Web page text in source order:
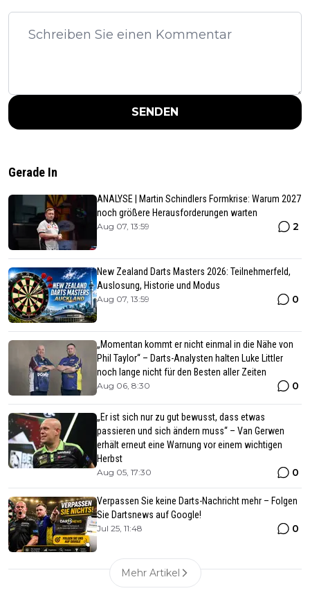
SENDEN
Gerade In
ANALYSE | Martin Schindlers Formkrise: Warum 2027
noch größere Herausforderungen warten
Aug 07, 13:59 2
New Zealand Darts Masters 2026: Teilnehmerfeld,
Auslosung, Historie und Modus
Aug 07, 13:59 0
„Momentan kommt er nicht einmal in die Nähe von
Phil Taylor“ – Darts-Analysten halten Luke Littler
noch lange nicht für den Besten aller Zeiten
Aug 06, 8:30 0
„Er ist sich nur zu gut bewusst, dass etwas
passieren und sich ändern muss“ – Van Gerwen
erhält erneut eine Warnung vor einem wichtigen
Herbst
Aug 05, 17:30 0
Verpassen Sie keine Darts-Nachricht mehr – Folgen
Sie Dartsnews auf Google!
Jul 25, 11:48 0
Mehr Artikel